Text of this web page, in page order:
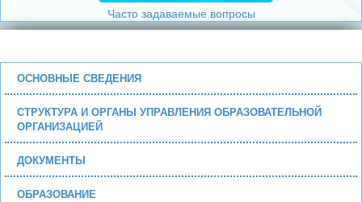
Часто задаваемые вопросы
ОСНОВНЫЕ СВЕДЕНИЯ
СТРУКТУРА И ОРГАНЫ УПРАВЛЕНИЯ ОБРАЗОВАТЕЛЬНОЙ
ОРГАНИЗАЦИЕЙ
ДОКУМЕНТЫ
ОБРАЗОВАНИЕ